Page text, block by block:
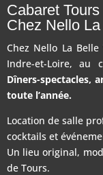
Cabaret Tours
Chez Nello
Chez Nello La
Indre-et-Loire, au
Dîners-spectacles,
toute l’année.
Location de salle
cocktails et
Un lieu original,
de Tours.